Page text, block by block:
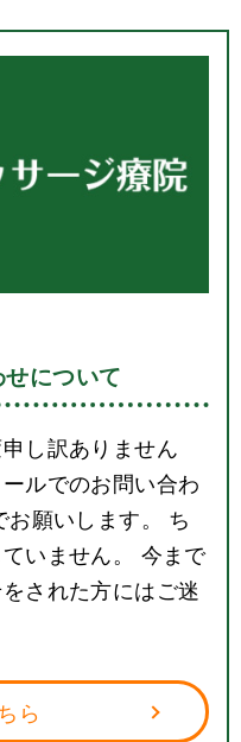
について
し訳ありません
ルでのお問い合わ
願いします。 ち
いません。 今まで
された方にはご迷
ら